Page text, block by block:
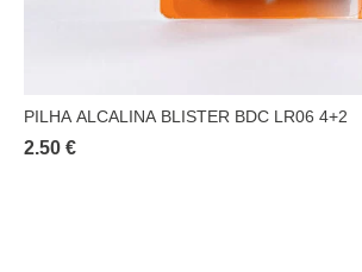
PILHA ALCALINA BLISTER BDC LR06 4+2
2.50 €